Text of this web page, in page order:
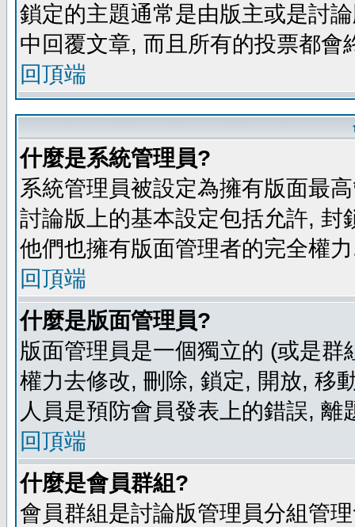
鎖定的主題通常是由版主或是討
中回覆文章, 而且所有的投票都
回頂端
什麼是系統管理員?
系統管理員被設定為擁有版面最
討論版上的基本設定包括允許,
他們也擁有版面管理者的完全權
回頂端
什麼是版面管理員?
版面管理員是一個獨立的 (或是
權力去修改, 刪除, 鎖定, 開放, 移
人員是預防會員發表上的錯誤, 離
回頂端
什麼是會員群組?
會員群組是討論版管理員分組管